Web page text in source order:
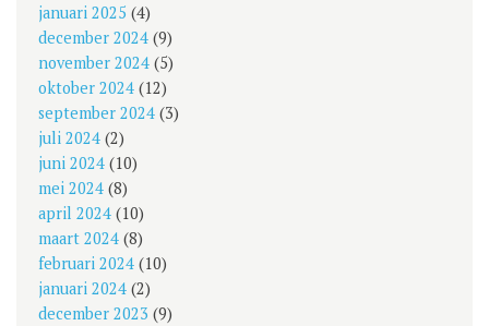
januari 2025 (4)
december 2024 (9)
november 2024 (5)
oktober 2024 (12)
september 2024 (3)
juli 2024 (2)
juni 2024 (10)
mei 2024 (8)
april 2024 (10)
maart 2024 (8)
februari 2024 (10)
januari 2024 (2)
december 2023 (9)